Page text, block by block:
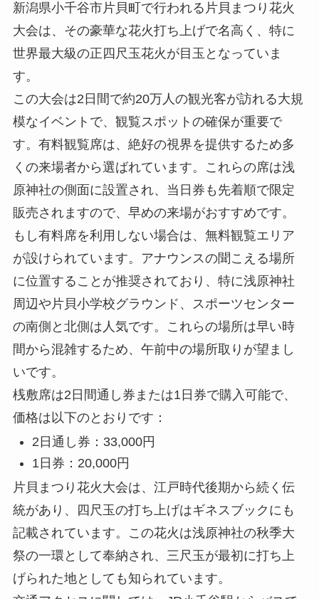
新潟県小千谷市片貝町で行われる片貝まつり花火
大会は、その豪華な花火打ち上げで名高く、特に
世界最大級の正四尺玉花火が目玉となっていま
す。
この大会は2日間で約20万人の観光客が訪れる大規
模なイベントで、観覧スポットの確保が重要で
す。有料観覧席は、絶好の視界を提供するため多
くの来場者から選ばれています。これらの席は浅
原神社の側面に設置され、当日券も先着順で限定
販売されますので、早めの来場がおすすめです。
もし有料席を利用しない場合は、無料観覧エリア
が設けられています。アナウンスの聞こえる場所
に位置することが推奨されており、特に浅原神社
周辺や片貝小学校グラウンド、スポーツセンター
の南側と北側は人気です。これらの場所は早い時
間から混雑するため、午前中の場所取りが望まし
いです。
桟敷席は2日間通し券または1日券で購入可能で、
価格は以下のとおりです：
2日通し券：33,000円
1日券：20,000円
片貝まつり花火大会は、江戸時代後期から続く伝
統があり、四尺玉の打ち上げはギネスブックにも
記載されています。この花火は浅原神社の秋季大
祭の一環として奉納され、三尺玉が最初に打ち上
げられた地としても知られています。